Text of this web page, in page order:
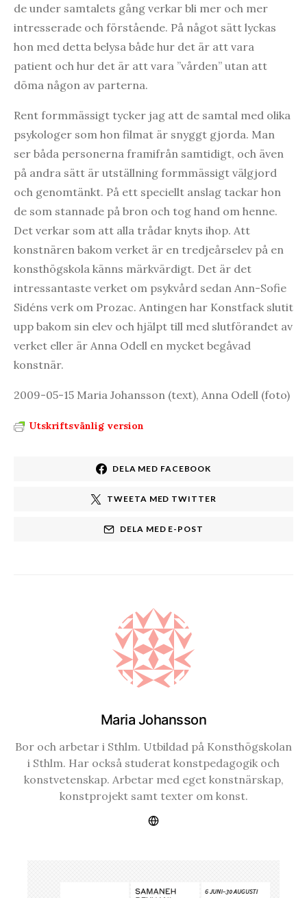
de under samtalets gång verkar bli mer och mer
intresserade och förstående. På något sätt lyckas
hon med detta belysa både hur det är att vara
patient och hur det är att vara ”vården” utan att
döma någon av parterna.
Rent formmässigt tycker jag att de samtal med olika
psykologer som hon filmat är snyggt gjorda. Man
ser båda personerna framifrån samtidigt, och även
på andra sätt är utställning formmässigt välgjord
och genomtänkt. På ett speciellt anslag tackar hon
de som stannade på bron och tog hand om henne.
Det verkar som att alla trådar knyts ihop. Att
konstnären bakom verket är en tredjeårselev på en
konsthögskola känns märkvärdigt. Det är det
intressantaste verket om psykvård sedan Ann-Sofie
Sidéns verk om Prozac. Antingen har Konstfack slutit
upp bakom sin elev och hjälpt till med slutförandet av
verket eller är Anna Odell en mycket begåvad
konstnär.
2009-05-15 Maria Johansson (text), Anna Odell (foto)
Utskriftsvänlig version
DELA MED FACEBOOK
TWEETA MED TWITTER
DELA MED E-POST
Maria Johansson
Bor och arbetar i Sthlm. Utbildad på Konsthögskolan
i Sthlm. Har också studerat konstpedagogik och
konstvetenskap. Arbetar med eget konstnärskap,
konstprojekt samt texter om konst.